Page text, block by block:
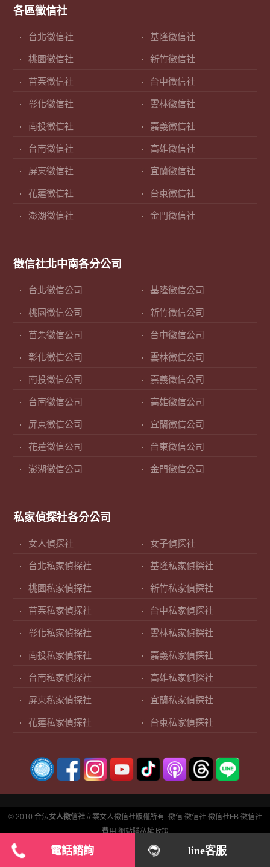
line客服
電話諮詢
各區徵信社
台北徵信社 基隆徵信社
桃園徵信社 新竹徵信社
苗栗徵信社 台中徵信社
彰化徵信社 雲林徵信社
南投徵信社 嘉義徵信社
台南徵信社 高雄徵信社
屏東徵信社 宜蘭徵信社
花蓮徵信社 台東徵信社
澎湖徵信社 金門徵信社
徵信社北中南各分公司
台北徵信公司 基隆徵信公司
桃園徵信公司 新竹徵信公司
苗栗徵信公司 台中徵信公司
彰化徵信公司 雲林徵信公司
南投徵信公司 嘉義徵信公司
台南徵信公司 高雄徵信公司
屏東徵信公司 宜蘭徵信公司
花蓮徵信公司 台東徵信公司
澎湖徵信公司 金門徵信公司
私家偵探社各分公司
女人偵探社 女子偵探社
台北私家偵探社 基隆私家偵探社
桃園私家偵探社 新竹私家偵探社
苗栗私家偵探社 台中私家偵探社
彰化私家偵探社 雲林私家偵探社
南投私家偵探社 嘉義私家偵探社
台南私家偵探社 高雄私家偵探社
屏東私家偵探社 宜蘭私家偵探社
花蓮私家偵探社 台東私家偵探社
© 2010 合法女人徵信社立案女人徵信社版權所有. 徵信 徵信社 徵信社FB 徵信社
費用 網站隱私權政策